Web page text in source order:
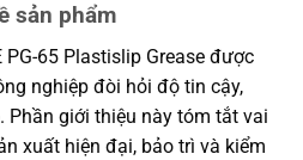
sản phẩm
PG-65 Plastislip Grease được
nghiệp đòi hỏi độ tin cậy,
Phần giới thiệu này tóm tắt vai
xuất hiện đại, bảo trì và kiểm